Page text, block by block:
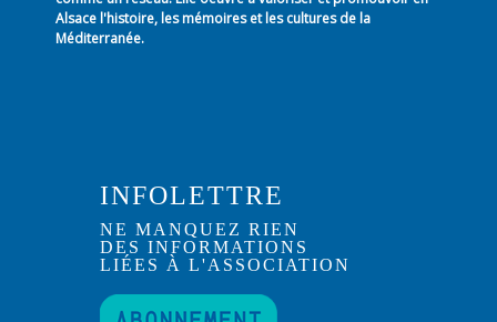
Alsace l'histoire, les mémoires et les cultures de la
Méditerranée.
INFOLETTRE
NE MANQUEZ RIEN
DES INFORMATIONS
LIÉES À L'ASSOCIATION